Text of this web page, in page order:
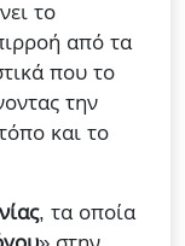
το
από τα
που το
την
και το
, τα οποία